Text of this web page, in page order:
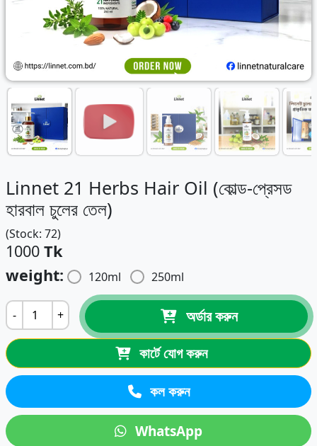
Linnet 21 Herbs Hair Oil (কোল্ড-প্রেসড
হারবাল চুলের তেল)
(Stock: 72)
1000 Tk
weight:
120ml 250ml
- + অর্ডার করুন
কার্টে যোগ করুন
কল করুন
WhatsApp